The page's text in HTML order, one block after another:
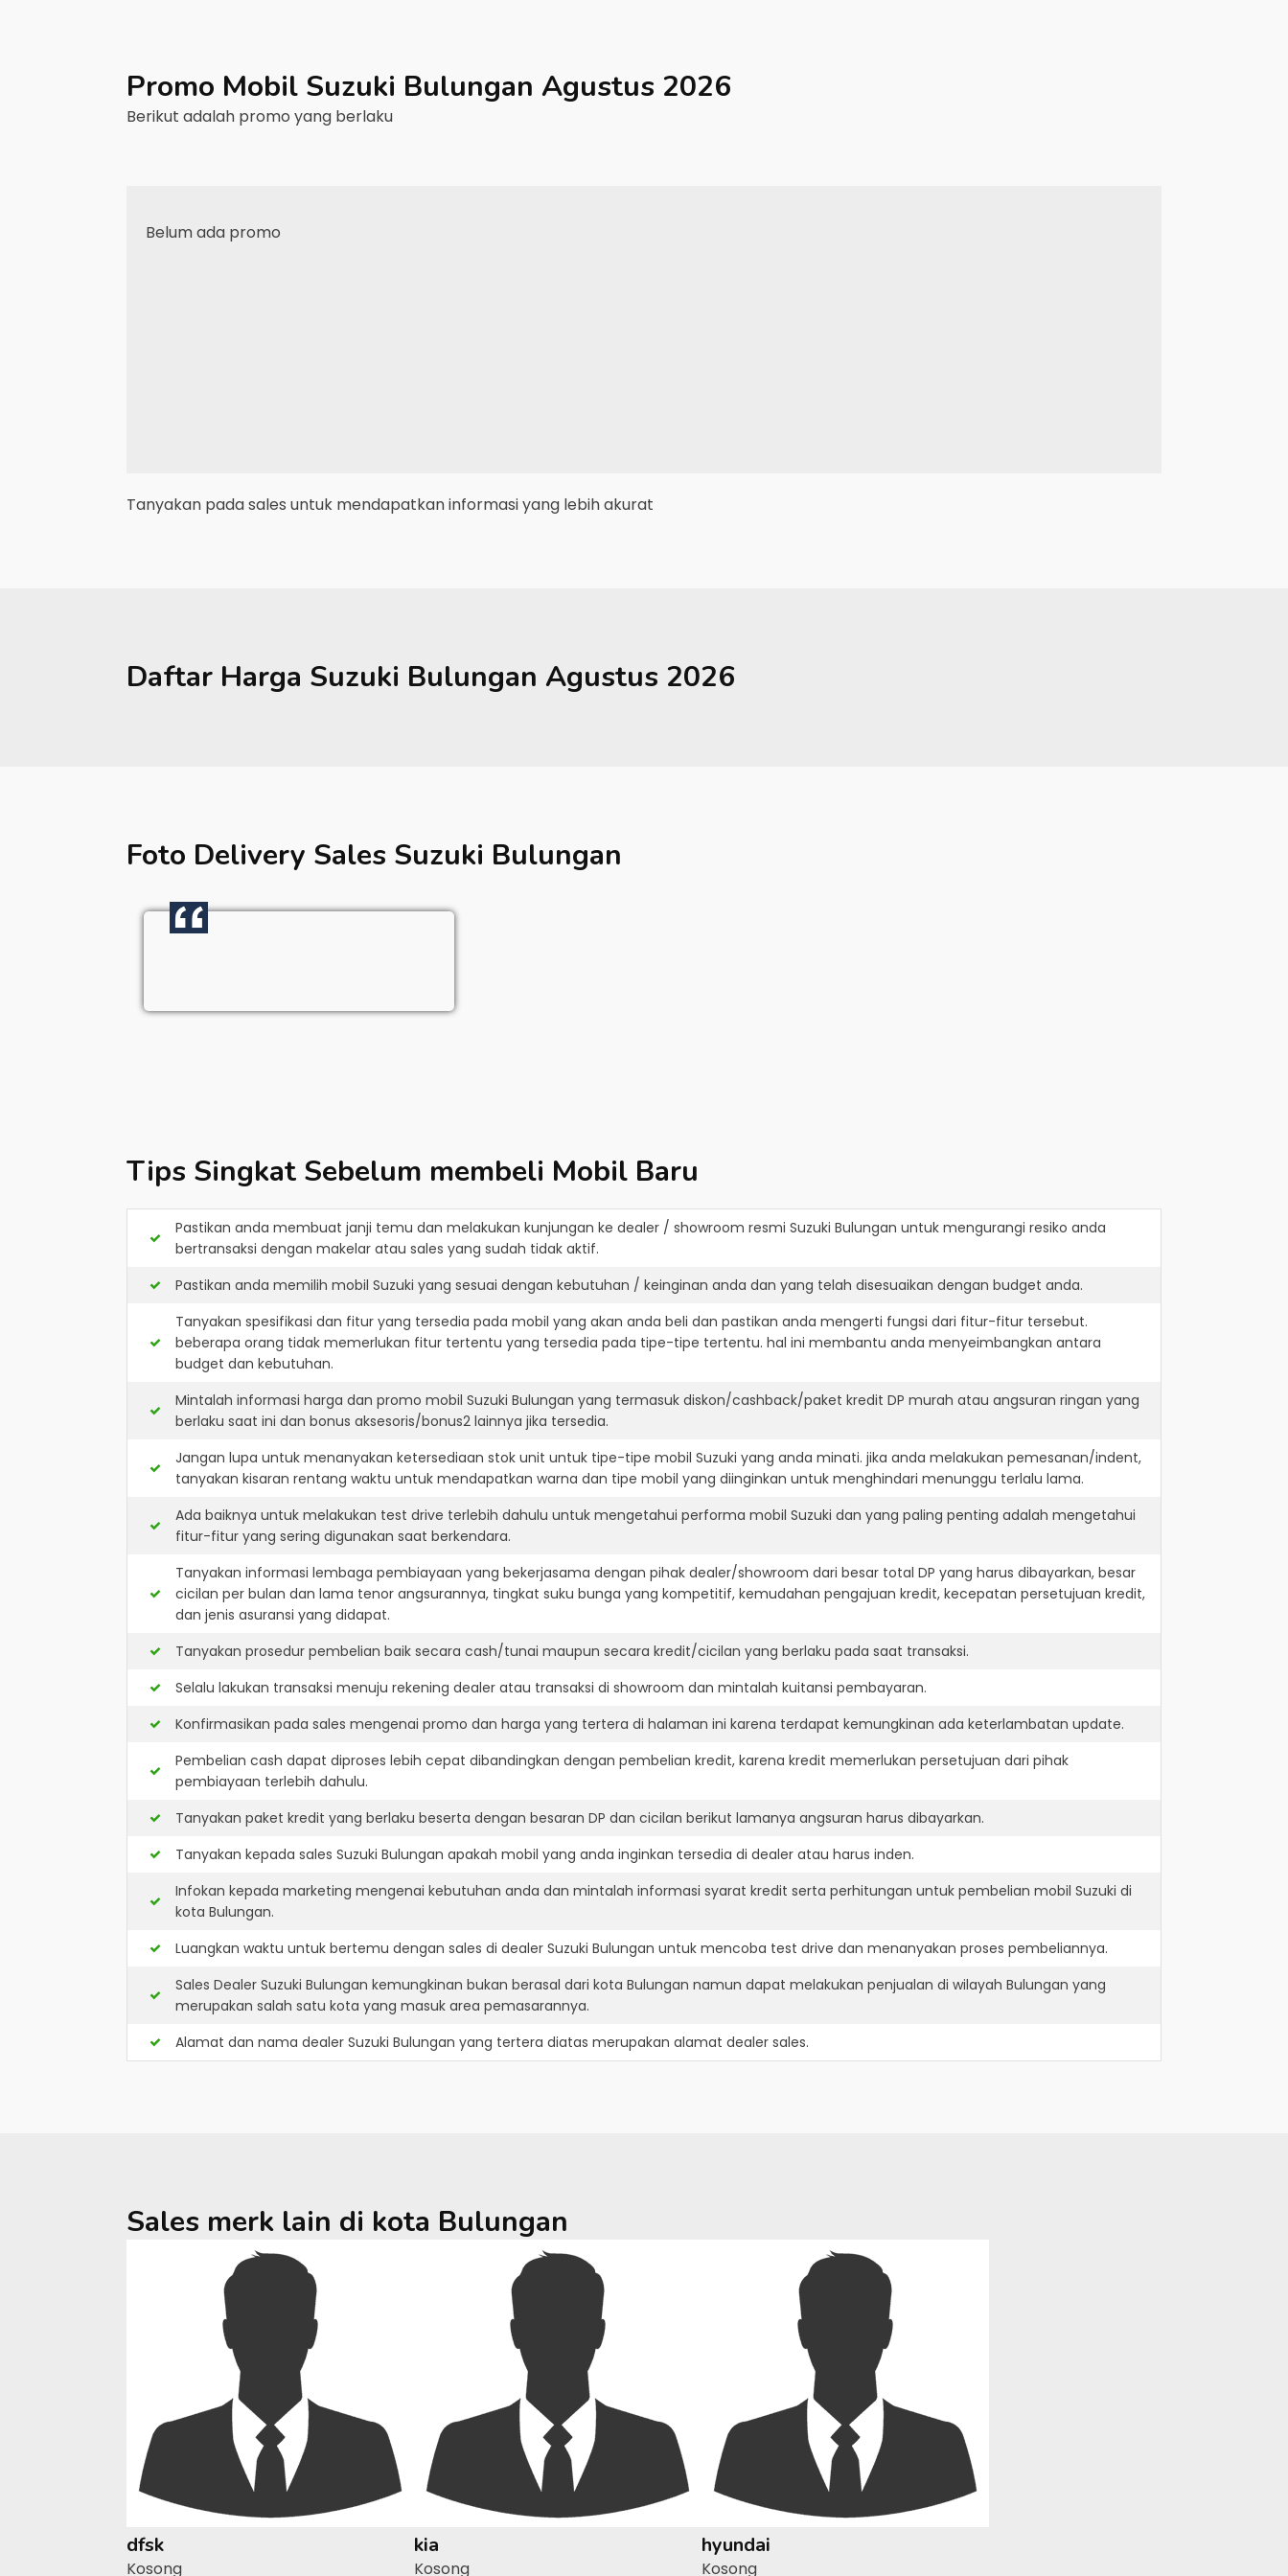
Promo Mobil Suzuki Bulungan Agustus 2026
Berikut adalah promo yang berlaku
Belum ada promo
Tanyakan pada sales untuk mendapatkan informasi yang lebih akurat
Daftar Harga Suzuki Bulungan Agustus 2026
Foto Delivery Sales Suzuki Bulungan
Tips Singkat Sebelum membeli Mobil Baru
Pastikan anda membuat janji temu dan melakukan kunjungan ke dealer / showroom resmi Suzuki Bulungan untuk mengurangi resiko anda
bertransaksi dengan makelar atau sales yang sudah tidak aktif.
Pastikan anda memilih mobil Suzuki yang sesuai dengan kebutuhan / keinginan anda dan yang telah disesuaikan dengan budget anda.
Tanyakan spesifikasi dan fitur yang tersedia pada mobil yang akan anda beli dan pastikan anda mengerti fungsi dari fitur-fitur tersebut.
beberapa orang tidak memerlukan fitur tertentu yang tersedia pada tipe-tipe tertentu. hal ini membantu anda menyeimbangkan antara
budget dan kebutuhan.
Mintalah informasi harga dan promo mobil Suzuki Bulungan yang termasuk diskon/cashback/paket kredit DP murah atau angsuran ringan yang
berlaku saat ini dan bonus aksesoris/bonus2 lainnya jika tersedia.
Jangan lupa untuk menanyakan ketersediaan stok unit untuk tipe-tipe mobil Suzuki yang anda minati. jika anda melakukan pemesanan/indent,
tanyakan kisaran rentang waktu untuk mendapatkan warna dan tipe mobil yang diinginkan untuk menghindari menunggu terlalu lama.
Ada baiknya untuk melakukan test drive terlebih dahulu untuk mengetahui performa mobil Suzuki dan yang paling penting adalah mengetahui
fitur-fitur yang sering digunakan saat berkendara.
Tanyakan informasi lembaga pembiayaan yang bekerjasama dengan pihak dealer/showroom dari besar total DP yang harus dibayarkan, besar
cicilan per bulan dan lama tenor angsurannya, tingkat suku bunga yang kompetitif, kemudahan pengajuan kredit, kecepatan persetujuan kredit,
dan jenis asuransi yang didapat.
Tanyakan prosedur pembelian baik secara cash/tunai maupun secara kredit/cicilan yang berlaku pada saat transaksi.
Selalu lakukan transaksi menuju rekening dealer atau transaksi di showroom dan mintalah kuitansi pembayaran.
Konfirmasikan pada sales mengenai promo dan harga yang tertera di halaman ini karena terdapat kemungkinan ada keterlambatan update.
Pembelian cash dapat diproses lebih cepat dibandingkan dengan pembelian kredit, karena kredit memerlukan persetujuan dari pihak
pembiayaan terlebih dahulu.
Tanyakan paket kredit yang berlaku beserta dengan besaran DP dan cicilan berikut lamanya angsuran harus dibayarkan.
Tanyakan kepada sales Suzuki Bulungan apakah mobil yang anda inginkan tersedia di dealer atau harus inden.
Infokan kepada marketing mengenai kebutuhan anda dan mintalah informasi syarat kredit serta perhitungan untuk pembelian mobil Suzuki di
kota Bulungan.
Luangkan waktu untuk bertemu dengan sales di dealer Suzuki Bulungan untuk mencoba test drive dan menanyakan proses pembeliannya.
Sales Dealer Suzuki Bulungan kemungkinan bukan berasal dari kota Bulungan namun dapat melakukan penjualan di wilayah Bulungan yang
merupakan salah satu kota yang masuk area pemasarannya.
Alamat dan nama dealer Suzuki Bulungan yang tertera diatas merupakan alamat dealer sales.
Sales merk lain di kota Bulungan
dfsk
Kosong
kia
Kosong
hyundai
Kosong